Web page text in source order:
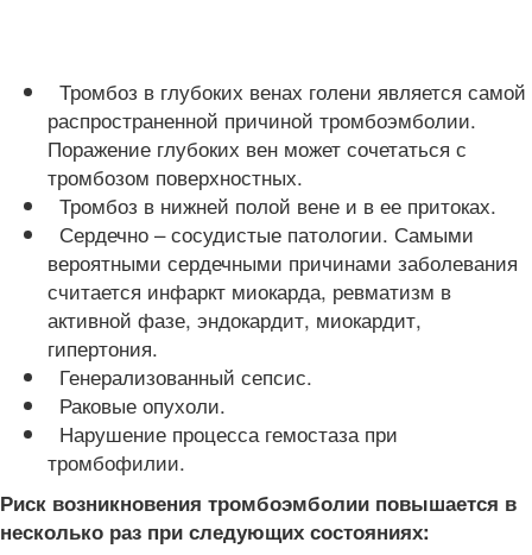
Тромбоз в глубоких венах голени является самой
распространенной причиной тромбоэмболии.
Поражение глубоких вен может сочетаться с
тромбозом поверхностных.
Тромбоз в нижней полой вене и в ее притоках.
Сердечно – сосудистые патологии. Самыми
вероятными сердечными причинами заболевания
считается инфаркт миокарда, ревматизм в
активной фазе, эндокардит, миокардит,
гипертония.
Генерализованный сепсис.
Раковые опухоли.
Нарушение процесса гемостаза при
тромбофилии.
Риск возникновения тромбоэмболии повышается в
несколько раз при следующих состояниях: